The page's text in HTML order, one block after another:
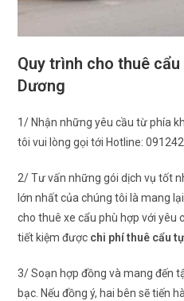
Quy trình cho thuê
Dương
1/ Nhận những yêu cầu từ phía
tôi vui lòng gọi tới Hotline:
2/ Tư vấn những gói dịch vụ tốt
lớn nhất của chúng tôi là mang
cho thuê xe cẩu phù hợp với yêu
tiết kiệm được chi phí thuê cẩu
3/ Soạn hợp đồng và mang đến
bạc. Nếu đồng ý, hai bên sẽ tiến